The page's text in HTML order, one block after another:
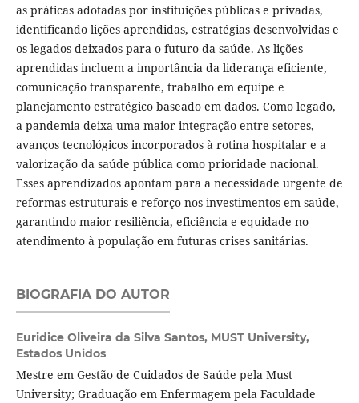
as práticas adotadas por instituições públicas e privadas,
identificando lições aprendidas, estratégias desenvolvidas e
os legados deixados para o futuro da saúde. As lições
aprendidas incluem a importância da liderança eficiente,
comunicação transparente, trabalho em equipe e
planejamento estratégico baseado em dados. Como legado,
a pandemia deixa uma maior integração entre setores,
avanços tecnológicos incorporados à rotina hospitalar e a
valorização da saúde pública como prioridade nacional.
Esses aprendizados apontam para a necessidade urgente de
reformas estruturais e reforço nos investimentos em saúde,
garantindo maior resiliência, eficiência e equidade no
atendimento à população em futuras crises sanitárias.
BIOGRAFIA DO AUTOR
Euridice Oliveira da Silva Santos, MUST University,
Estados Unidos
Mestre em Gestão de Cuidados de Saúde pela Must
University; Graduação em Enfermagem pela Faculdade